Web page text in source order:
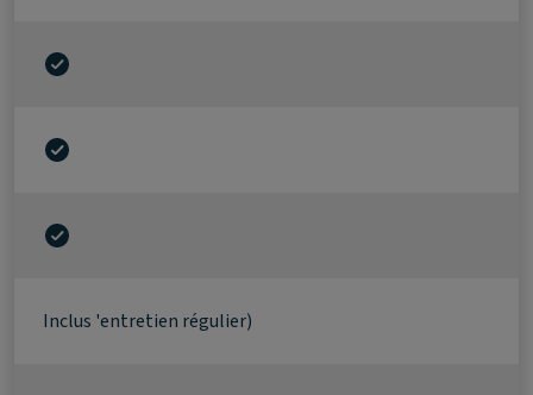
Inclus 'entretien régulier)